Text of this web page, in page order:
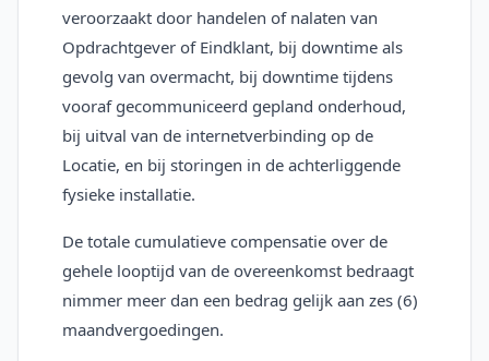
veroorzaakt door handelen of nalaten van
Opdrachtgever of Eindklant, bij downtime als
gevolg van overmacht, bij downtime tijdens
vooraf gecommuniceerd gepland onderhoud,
bij uitval van de internetverbinding op de
Locatie, en bij storingen in de achterliggende
fysieke installatie.
De totale cumulatieve compensatie over de
gehele looptijd van de overeenkomst bedraagt
nimmer meer dan een bedrag gelijk aan zes (6)
maandvergoedingen.